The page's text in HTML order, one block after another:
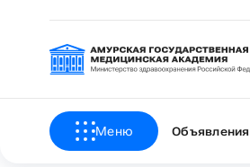
Меню Объявления